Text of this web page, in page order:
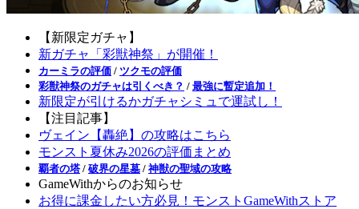
【新限定ガチャ】
新ガチャ「彩獣神祭」が開催！
カーミラの評価 / ツクモの評価
彩獣神祭のガチャは引くべき？ / 最強に暫定追加！
新限定が引けるかガチャシミュで運試し！
【注目記事】
ヴェイン【轟絶】の攻略はこちら
モンスト夏休み2026の評価まとめ
覇者の塔 / 破界の星墓 / 神獣の聖域の攻略
GameWithからのお知らせ
お得に課金したい方必見！モンストGameWithストア